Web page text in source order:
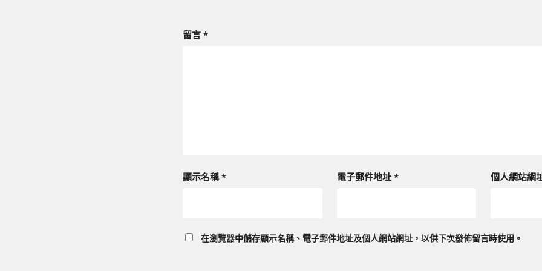
留言 *
顯示名稱* 電子郵件地址 * 個人網站網
在瀏覽器中儲存顯示名稱、電子郵件地址及個人網站網址，以供下次發佈留言時使用。